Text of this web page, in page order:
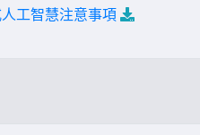
工智慧注意事項